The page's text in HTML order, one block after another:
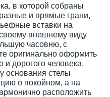
в которой собраны
и прямые грани,
вставки на
внешнему виду
часовню, с
оригинально оформить
и дорогого человека.
основания стелы
о покойном, а на
расположить